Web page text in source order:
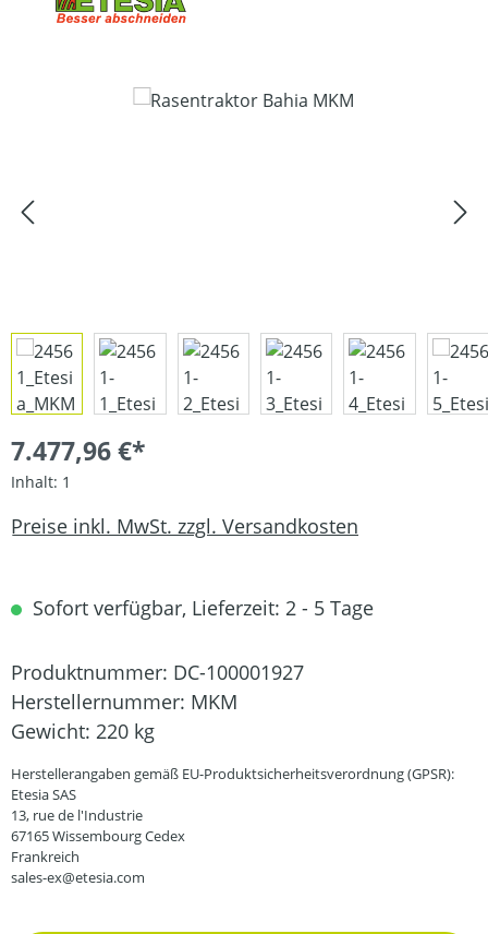
Bildergalerie überspringen
7.477,96 €*
Inhalt: 1
Preise inkl. MwSt. zzgl. Versandkosten
Sofort verfügbar, Lieferzeit: 2 - 5 Tage
Produktnummer: DC-100001927
Herstellernummer: MKM
Gewicht: 220 kg
Herstellerangaben gemäß EU-Produktsicherheitsverordnung (GPSR):
Etesia SAS
13, rue de l'Industrie
67165 Wissembourg Cedex
Frankreich
sales-ex@etesia.com